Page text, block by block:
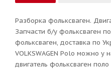
Разборка фольксваген.
Запчасти б/у фольксваген
фольксваген, доставка по
VOLKSWAGEN Polo можно у
двигатель фольксваген